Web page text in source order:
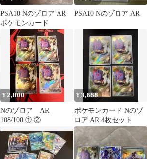
PSA10 Nのゾロア AR
ポケモンカード
PSA10 Nのゾロア AR
¥ 2,800
Nのゾロア AR
108/100 ① ②
¥3,888
ポケモンカード Nのゾ
ロア AR 4枚セット